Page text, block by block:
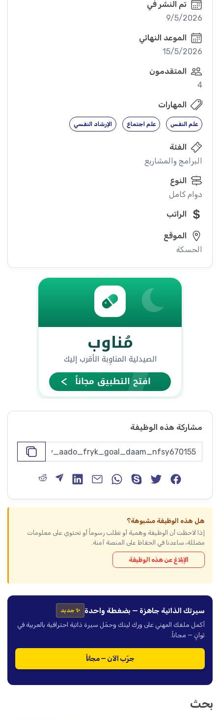
تم النشر في
9/5/2026
الموعد النهائي
15/5/2026
المتقدمون
4
المهارات
علم النفس علم اجتماع الإرشاد النفسي
الفئة
البرامج والمشاريع
النوع
دوام كامل
الراتب
الموقع
الحسكة
مشاركة هذه الوظيفة
هل هذه الوظيفة مشبوهة؟
إذا لاحظت أن الوظيفة وهمية أو تطلب رسوماً أو تحتوي على معلومات
مضللة، ساعدنا في الحفاظ على المنصة آمنة.
الإبلاغ عن هذه الوظيفة
سيرتك الذاتية جاهزة — بضغطة واحدة ✨ جديد
أكمل ملفك المهني على ورك لينك وحمّل سيرة ذاتية احترافية بالعربية في
ثوانٍ — مجاناً.
جرّب الآن — مجاناً
بحث